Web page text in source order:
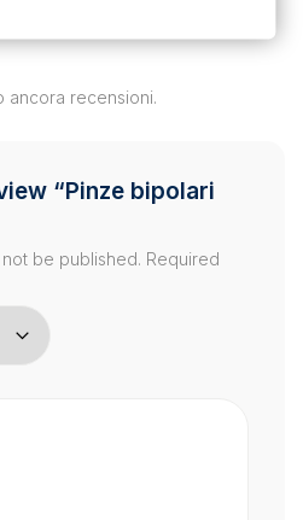
un must per gli operatori
ancora recensioni.
“Pinze bipolari
be published. Required